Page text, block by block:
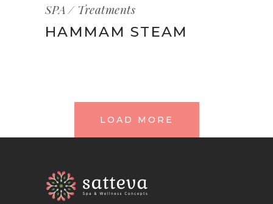
SPA Treatments
HAMMAM STEAM
LOAD MORE